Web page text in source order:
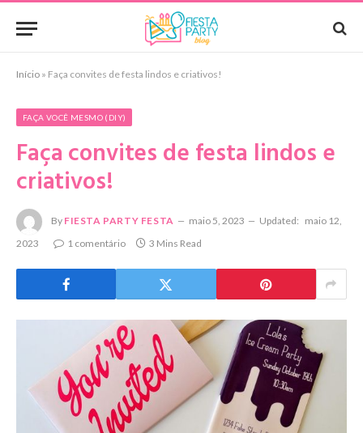
Início » Faça convites de festa lindos e criativos!
FAÇA VOCÊ MESMO (DIY)
Faça convites de festa lindos e
criativos!
By FIESTA PARTY FESTA maio 5, 2023 Updated: maio 12,
2023
1 comentário 3 Mins Read